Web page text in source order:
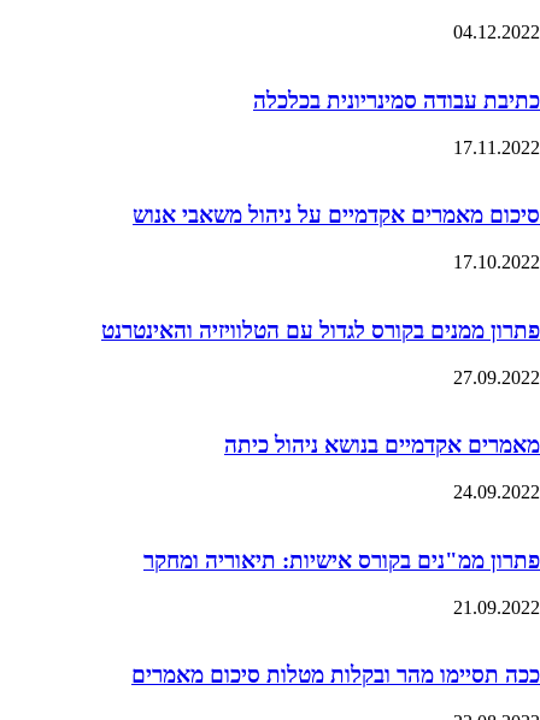
04.12.2022
כתיבת עבודה סמינריונית בכלכלה
17.11.2022
סיכום מאמרים אקדמיים על ניהול משאבי אנוש
17.10.2022
פתרון ממנים בקורס לגדול עם הטלוויזיה והאינטרנט
27.09.2022
מאמרים אקדמיים בנושא ניהול כיתה
24.09.2022
פתרון ממ"נים בקורס אישיות: תיאוריה ומחקר
21.09.2022
ככה תסיימו מהר ובקלות מטלות סיכום מאמרים